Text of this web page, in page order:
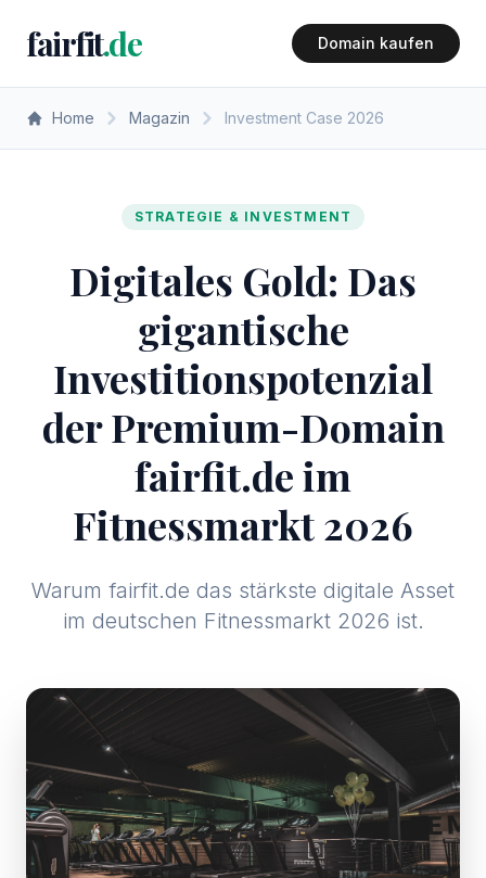
fairfit.de Domain kaufen
Home Magazin Investment Case 2026
STRATEGIE & INVESTMENT
Digitales Gold: Das
gigantische
Investitionspotenzial
der Premium-Domain
fairfit.de im
Fitnessmarkt 2026
Warum fairfit.de das stärkste digitale Asset
im deutschen Fitnessmarkt 2026 ist.